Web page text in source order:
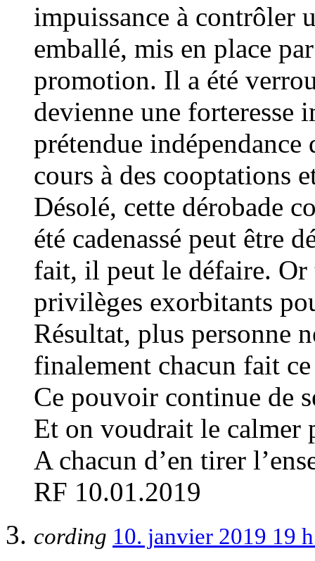
impuissance à contrôler
emballé, mis en place
promotion. Il a été
devienne une forteresse
prétendue
cours à des cooptations
Désolé, cette dérobade
été cadenassé peut être
fait, il peut le défaire.
privilèges exorbitants
Résultat, plus personne
finalement chacun fait
Ce pouvoir continue de
Et on voudrait le calmer
A chacun d’en tirer
RF 10.01.2019
cording 10. janvier 2019 19